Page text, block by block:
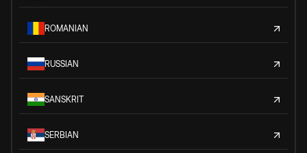
ROMANIAN
RUSSIAN
SANSKRIT
SERBIAN